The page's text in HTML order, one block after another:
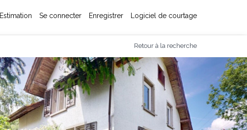
Estimation Se connecter Enregistrer Logiciel de courtage
Retour à la recherche